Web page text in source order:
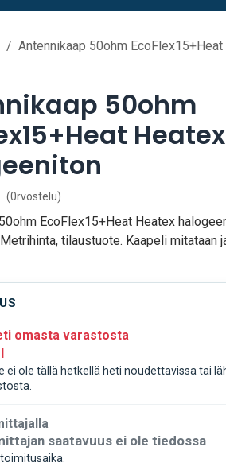
Antennikaap 50ohm
50ohm
Heatex
(0rvostelu)
EcoFlex15+Heat Heatex
tilaustuote. Kaapeli mitataan
omasta varastosta
ei ole tällä hetkellä heti noudettavissa tai
saatavuus ei ole tiedossa